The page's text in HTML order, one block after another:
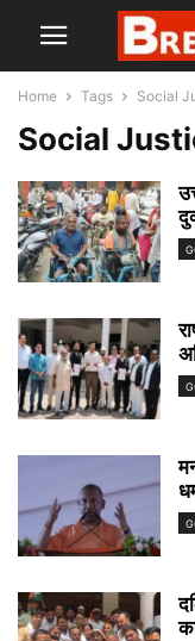
Home Tags Social
Social